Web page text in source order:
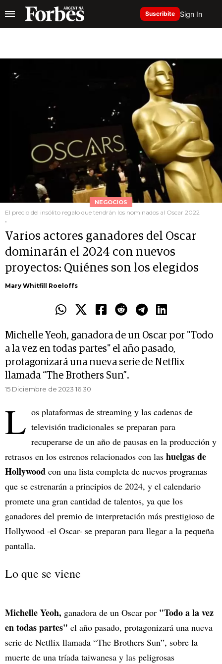
Suscribite Sign In
NEGOCIOS
El precio del insólito regalo que tendrán los nominados al Oscar 2022
.
Varios actores ganadores del Oscar
dominarán el 2024 con nuevos
proyectos: Quiénes son los elegidos
Mary Whitfill Roeloffs
Michelle Yeoh, ganadora de un Oscar por "Todo
a la vez en todas partes" el año pasado,
protagonizará una nueva serie de Netflix
llamada “The Brothers Sun”.
15 Diciembre de 2023 16.30
L os plataformas de streaming y las cadenas de
televisión tradicionales se preparan para
recuperarse de un año de pausas en la producción y
retrasos en los estrenos relacionados con las huelgas de
Hollywood con una lista completa de nuevos programas
que se estrenarán a principios de 2024, y el calendario
promete una gran cantidad de talentos, ya que los
ganadores del premio de interpretación más prestigioso de
Hollywood -el Oscar- se preparan para llegar a la pequeña
pantalla.
Lo que se viene
Michelle Yeoh, ganadora de un Oscar por "Todo a la vez
en todas partes" el año pasado, protagonizará una nueva
serie de Netflix llamada “The Brothers Sun”, sobre la
muerte de una tríada taiwanesa y las peligrosas